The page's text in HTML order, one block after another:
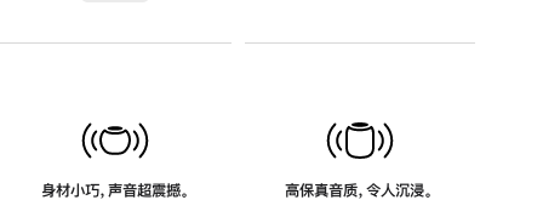
身材小巧，声音超震撼。 高保真音质，令人沉浸。